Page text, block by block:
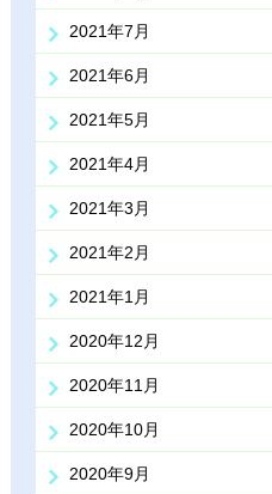
2021年7月
2021年6月
2021年5月
2021年4月
2021年3月
2021年2月
2021年1月
2020年12月
2020年11月
2020年10月
2020年9月